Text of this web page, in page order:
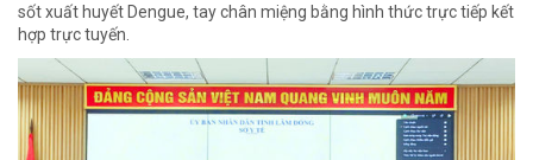
sốt xuất huyết Dengue, tay chân miệng bằng hình thức trực tiếp kết
hợp trực tuyến.